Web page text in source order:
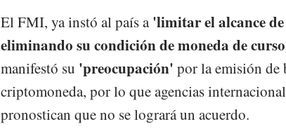
El FMI, ya instó al país a'limitar el alcance
eliminando su condición de moneda de
manifestó su 'preocupación' por la emisión de
criptomoneda, por lo que agencias
pronostican que no se logrará un acuerdo.